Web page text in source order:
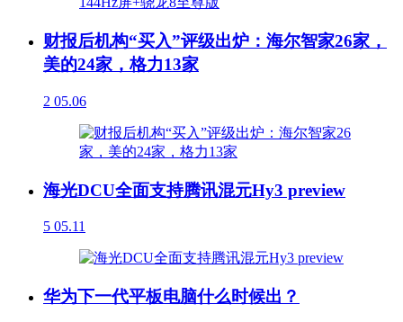
财报后机构“买入”评级出炉：海尔智家26家，
美的24家，格力13家
2 05.06
海光DCU全面支持腾讯混元Hy3 preview
5 05.11
华为下一代平板电脑什么时候出？